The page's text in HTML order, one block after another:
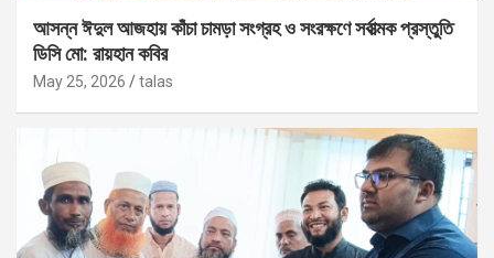
আসন্ন ঈদুল আজহায় কাঁচা চামড়া সংগ্রহ ও সংরক্ষণে সর্বাত্মক প্রস্তুতি
ডিসি মো: রায়হান কবির
May 25, 2026 talas